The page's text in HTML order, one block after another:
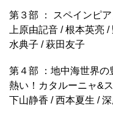
第３部 ： スペインピ
上原由記音 / 根本英亮
水典子 / 萩田友子
第４部 ：地中海世界
熱い！カタルーニャ&
下山静香 / 西本夏生 /